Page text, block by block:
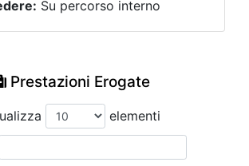
Su percorso interno
Prestazioni Erogate
elementi